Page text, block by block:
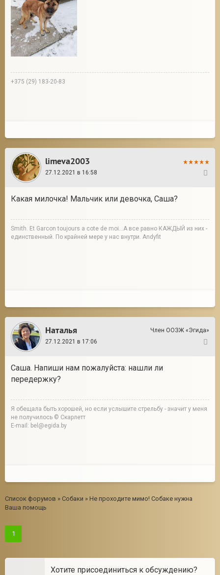
+375 (29) 183-20-83
limeva2003
27.12.2021 в 16:58
Какая милочка! Мальчик или девочка, Саша?
Smith. Et Garcon toujours a cote de moi...А все равно КАЖДЫЙ из них -
единственный. По крайней мере у нас внутри. Andyfit
Наталья
Член ООЗЖ «Эгида»
27.12.2021 в 17:06
Саша. Напиши нам пожалуйста: нашли ли
передержку?
Я обещала быть хорошей, но если услышите стрельбу - значит у меня
не получилось © Скарлетт
E-mail: bel@egida.by
Список форумов » Собаки » Не проходите мимо! Собаке нужна
Ваша помощь
1
Хотите присоединиться к обсуждению?